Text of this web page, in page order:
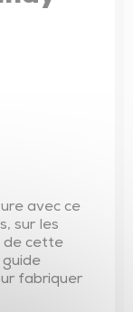
avec ce
sur les
de cette
fabriquer